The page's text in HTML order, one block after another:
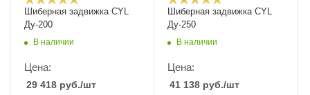
Шиберная задвижка CYL
Ду-200
В наличии
Цена:
29 418 руб./шт
Шиберная задвижка CYL
Ду-250
В наличии
Цена:
41 138 руб./шт